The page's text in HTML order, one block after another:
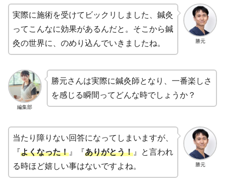
勝元
実際に施術を受けてビックリしました、鍼灸
ってこんなに効果があるんだと。そこから鍼
灸の世界に、のめり込んでいきましたね。
編集部
勝元さんは実際に鍼灸師となり、一番楽しさ
を感じる瞬間ってどんな時でしょうか？
勝元
当たり障りない回答になってしまいますが、
『よくなった！ 』『ありがとう！ 』と言われ
る時ほど嬉しい事はないですよね。